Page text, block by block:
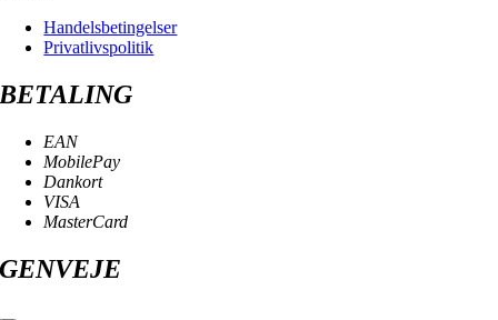
Handelsbetingelser
Privatlivspolitik
BETALING
EAN
MobilePay
Dankort
VISA
MasterCard
GENVEJE